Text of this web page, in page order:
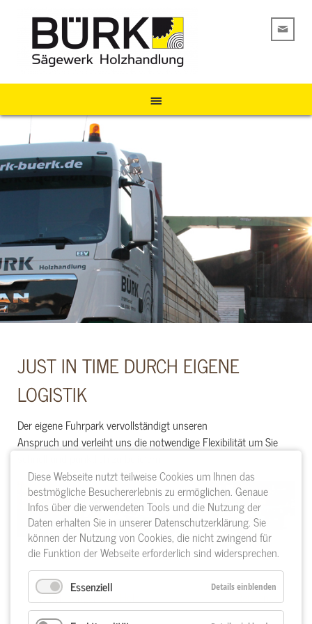
JUST IN TIME DURCH EIGENE
LOGISTIK
Der eigene Fuhrpark vervollständigt unseren
Anspruch und verleiht uns die notwendige Flexibilität um Sie
< Sonderlösungen aus Holz Referenzen >
Diese Webseite nutzt teilweise Cookies um Ihnen das
bestmögliche Besuchererlebnis zu ermöglichen. Genaue
Infos über die verwendeten Tools und die Nutzung der
Daten erhalten Sie in unserer Datenschutzerklärung. Sie
können der Nutzung von Cookies, die nicht zwingend für
die Funktion der Webseite erforderlich sind widersprechen.
Essenziell
Details einblenden